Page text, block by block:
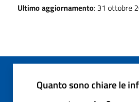
Ultimo aggiornamento: 31 ottobre
Quanto sono chiare le